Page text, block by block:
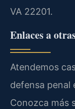
VA 22201.
Enlaces a
Atendemos
defensa penal
Conozca más